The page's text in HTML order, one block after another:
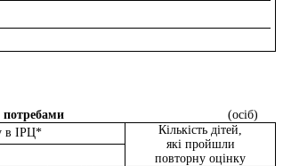
потребами (осіб)
в ІРЦ*
Кількість дітей,
які пройшли
повторну оцінку